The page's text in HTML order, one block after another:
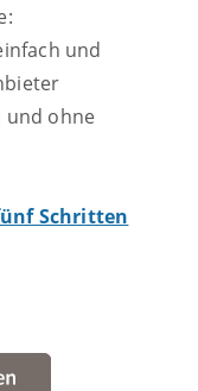
und
und ohne
Schritten